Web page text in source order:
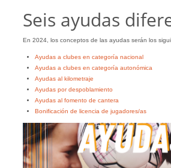
Seis ayudas
En 2024, los conceptos de las ayudas serán los
Ayudas a clubes en categoría nacional
Ayudas a clubes en categoría autonómica
Ayudas al kilometraje
Ayudas por despoblamiento
Ayudas al fomento de cantera
Bonificación de licencia de jugadores/as